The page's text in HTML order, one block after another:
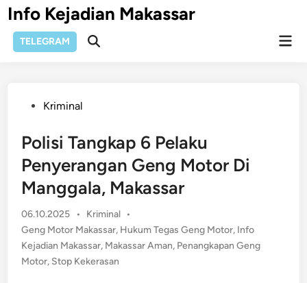
Skip
to
content
Info Kejadian Makassar
TELEGRAM
Open
PostedKriminal
Polisi Tangkap 6 Pelaku
Penyerangan Geng Motor Di
Manggala, Makassar
06.10.2025 •
Posted
in
Kriminal •
Geng Motor Makassar, Hukum Tegas Geng Motor, Info
Kejadian Makassar, Makassar Aman, Penangkapan Geng
Motor, Stop Kekerasan